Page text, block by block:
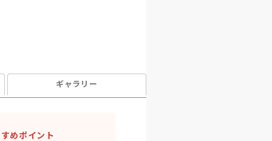
ギャラリー
めポイント